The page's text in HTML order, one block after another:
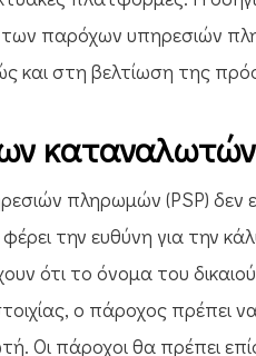
παρόχων υπηρεσιών
και στη βελτίωση της
πληρωμών (PSP) δεν
την ευθύνη για την
ότι το όνομα του
ο πάροχος πρέπει
Οι πάροχοι θα πρέπει